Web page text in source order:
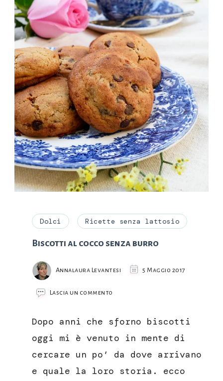
Dolci Ricette senza lattosio
Biscotti al cocco senza burro
Annalaura Levantesi 5 Maggio 2017
Lascia un commento
cocco
senza
Dopo anni che sforno biscotti
oggi mi è venuto in mente di
cercare un po’ da dove arrivano
e quale la loro storia. ecco